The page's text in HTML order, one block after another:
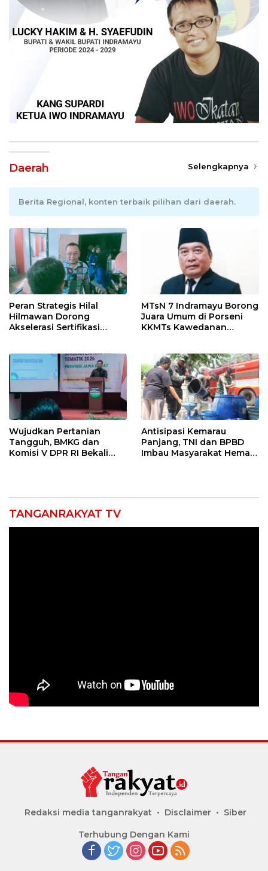
Daerah Selengkapnya
Berita Regional, konten terbaik pilihan dari daerah.
Peran Strategis Hilal
Hilmawan Dorong
Akselerasi Sertifikasi
Indramayu
MTsN 7 Indramayu Borong
Juara Umum di Porseni
KKMTs Kawedanan
Wujudkan Pertanian
Tangguh, BMKG dan
Komisi V DPR RI Bekali
Antisipasi Kemarau
Panjang, TNI dan BPBD
Imbau Masyarakat Hemat
TANGANRAKYAT TV
Redaksi media tanganrakyat Disclaimer Siber
Terhubung Dengan Kami